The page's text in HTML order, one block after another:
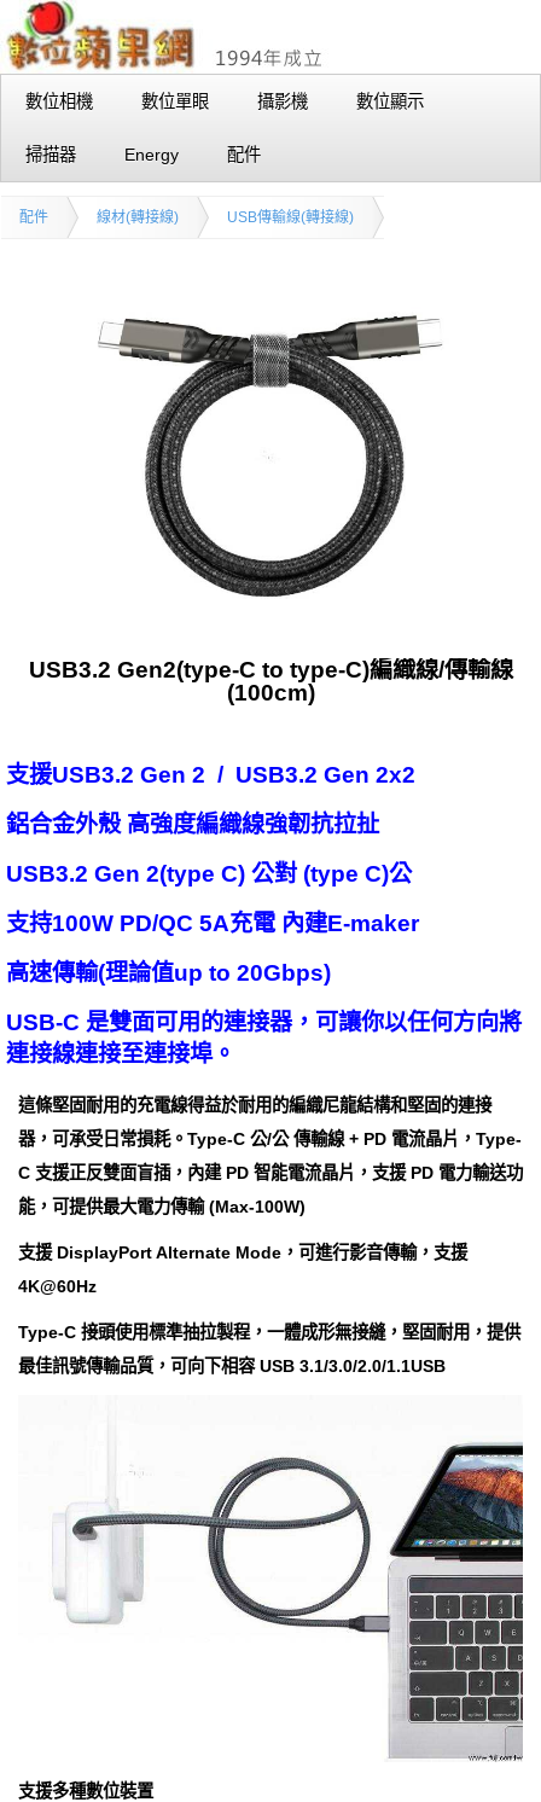
數位相機 數位單眼 攝影機 數位顯示
掃描器 Energy 配件
配件 線材(轉接線) USB傳輸線(轉接線)
USB3.2 Gen2(type-C to type-C)編織線/傳輸線
(100cm)
支援USB3.2 Gen 2 / USB3.2 Gen 2x2
鋁合金外殼 高強度編織線強韌抗拉扯
USB3.2 Gen 2(type C) 公對 (type C)公
支持100W PD/QC 5A充電 內建E-maker
高速傳輸(理論值up to 20Gbps)
USB-C 是雙面可用的連接器，可讓你以任何方向將
連接線連接至連接埠。
這條堅固耐用的充電線得益於耐用的編織尼龍結構和堅固的連接
器，可承受日常損耗。Type-C 公/公 傳輸線 + PD 電流晶片，Type-
C 支援正反雙面盲插，內建 PD 智能電流晶片，支援 PD 電力輸送功
能，可提供最大電力傳輸 (Max-100W)
支援 DisplayPort Alternate Mode，可進行影音傳輸，支援
4K@60Hz
Type-C 接頭使用標準抽拉製程，一體成形無接縫，堅固耐用，提供
最佳訊號傳輸品質，可向下相容 USB 3.1/3.0/2.0/1.1USB
支援多種數位裝置